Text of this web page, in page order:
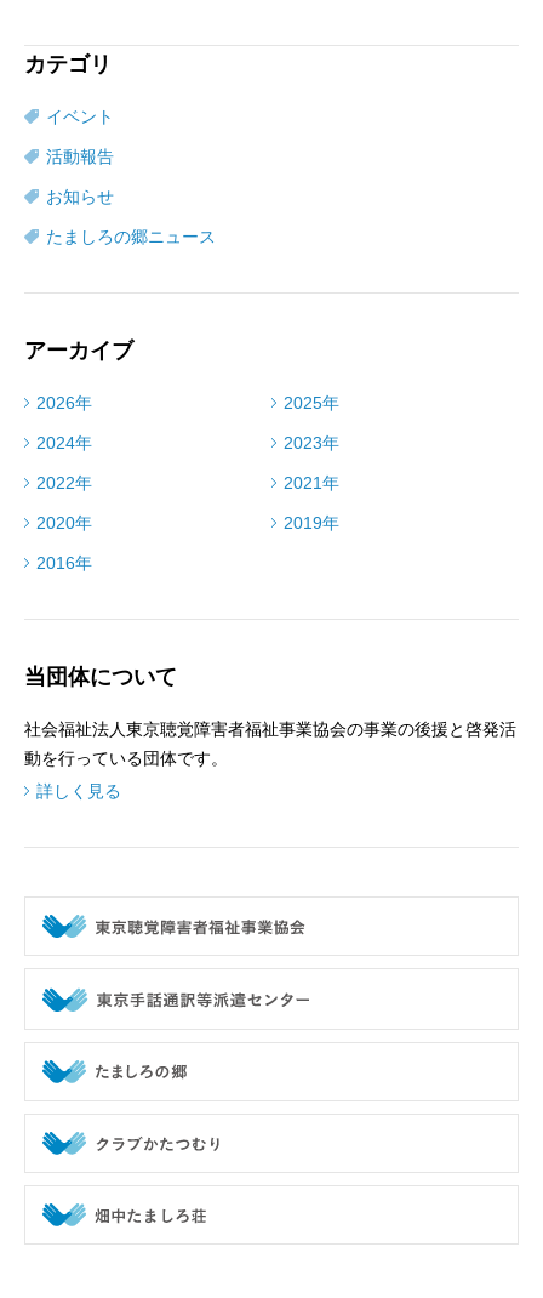
カテゴリ
イベント
活動報告
お知らせ
たましろの郷ニュース
アーカイブ
2026年 2025年
2024年 2023年
2022年 2021年
2020年 2019年
2016年
当団体について
社会福祉法人東京聴覚障害者福祉事業協会の事業の後援と啓発活
動を行っている団体です。
詳しく見る